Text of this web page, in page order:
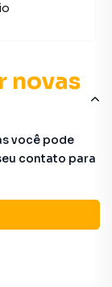
novas
você pode
contato para